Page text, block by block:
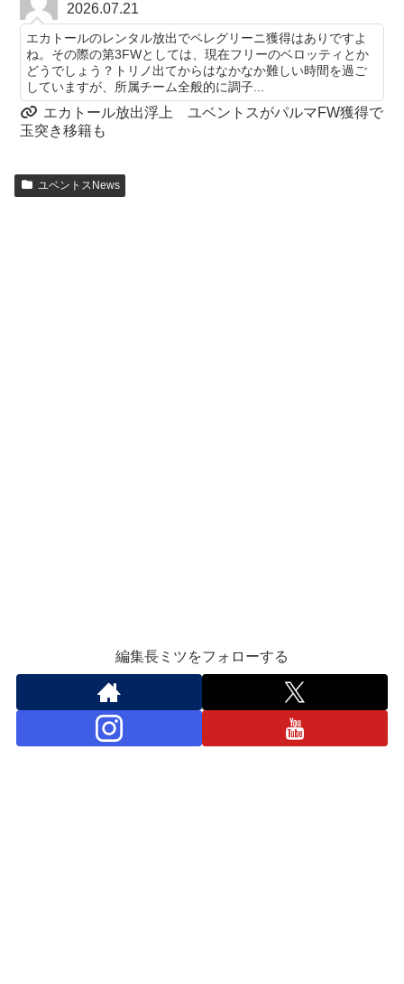
2026.07.21
エカトールのレンタル放出でペレグリーニ獲得はありですよ
ね。その際の第3FWとしては、現在フリーのベロッティとか
どうでしょう？トリノ出てからはなかなか難しい時間を過ご
していますが、所属チーム全般的に調子...
エカトール放出浮上 ユベントスがパルマFW獲得で
玉突き移籍も
ユベントスNews
編集長ミツをフォローする